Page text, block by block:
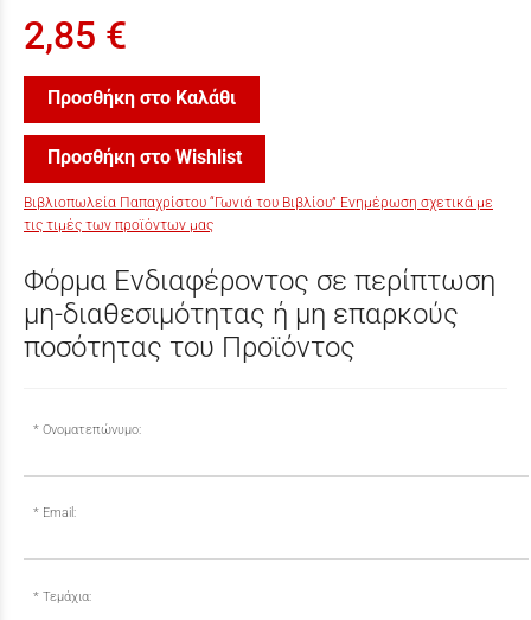
2,85 €
Προσθήκη στο Καλάθι
Προσθήκη στο Wishlist
Βιβλιοπωλεία Παπαχρίστου “Γωνιά του Βιβλίου” Ενημέρωση σχετικά με
τις τιμές των προϊόντων μας
Φόρμα Ενδιαφέροντος σε περίπτωση
μη-διαθεσιμότητας ή μη επαρκούς
ποσότητας του Προϊόντος
Ονοματεπώνυμο:
Email:
Τεμάχια: